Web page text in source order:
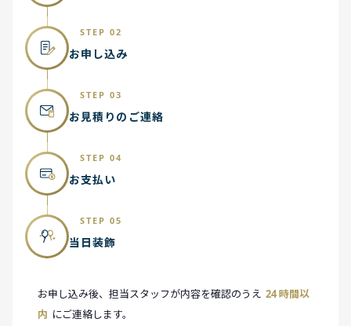
STEP 02
お申し込み
STEP 03
お見積りのご連絡
STEP 04
お支払い
STEP 05
当日装飾
お申し込み後、担当スタッフが内容を確認のうえ 24 時間以
内 にご連絡します。